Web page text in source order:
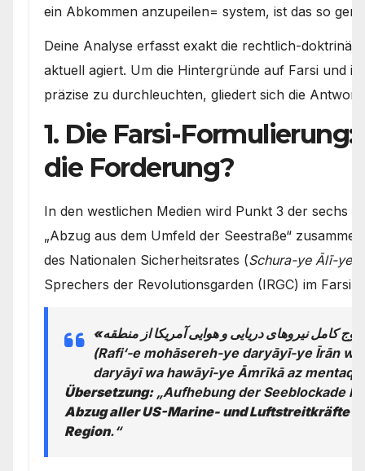
ein Abkommen anzupeilen= system, ist das so
Deine Analyse erfasst exakt die rechtlich-
aktuell agiert. Um die Hintergründe auf Farsi und
präzise zu durchleuchten, gliedert sich die Antwort
1. Die Farsi-
die Forderung?
In den westlichen Medien wird Punkt 3 der sechs
„Abzug aus dem Umfeld der Seestraße“
des Nationalen Sicherheitsrates (Schura-ye Ālī-ye
Sprechers der Revolutionsgarden (IRGC) im Farsi-
(Rafi‘-e mohāsereh-ye daryāyī-ye Īrān
daryāyī wa hawāyī-ye Āmrīkā az
Übersetzung:„Aufhebung der Seeblockade
Abzug aller US-Marine- und Luftstreitkräfte
Region.“